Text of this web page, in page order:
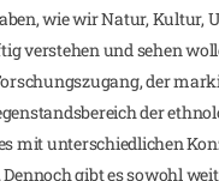
wie wir Natur, Kultur,
verstehen und sehen
der
der
mit unterschiedlichen
Dennoch gibt es sowohl